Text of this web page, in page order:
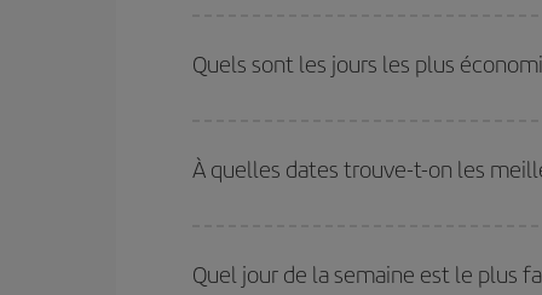
dates et les horaires de votre aller-retour.
Quels sont les jours les plus
vous partez, où vous voulez aller et à quelles
mais également pour les jours proches
, à
À quelles dates trouve-t-on les
et des vacances scolaires sont en haute saison.
pourrez bénéficier des meilleurs prix.
Quel jour de la semaine est le plus